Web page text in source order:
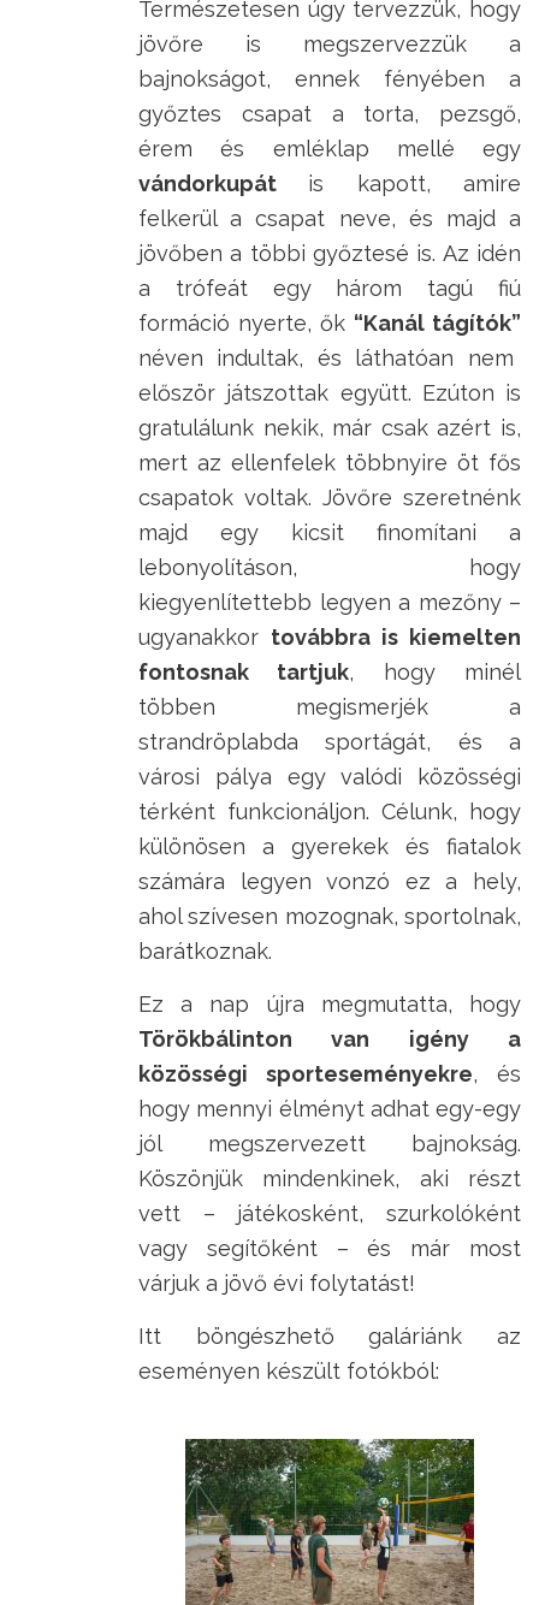
Természetesen úgy tervezzük, hogy
jövőre is megszervezzük a
bajnokságot, ennek fényében a
győztes csapat a torta, pezsgő,
érem és emléklap mellé egy
vándorkupát is kapott, amire
felkerül a csapat neve, és majd a
jövőben a többi győztesé is. Az idén
a trófeát egy három tagú fiú
formáció nyerte, ők “Kanál tágítók”
néven indultak, és láthatóan nem
először játszottak együtt. Ezúton is
gratulálunk nekik, már csak azért is,
mert az ellenfelek többnyire öt fős
csapatok voltak. Jövőre szeretnénk
majd egy kicsit finomítani a
lebonyolításon, hogy
kiegyenlítettebb legyen a mezőny –
ugyanakkor továbbra is kiemelten
fontosnak tartjuk, hogy minél
többen megismerjék a
strandröplabda sportágát, és a
városi pálya egy valódi közösségi
térként funkcionáljon. Célunk, hogy
különösen a gyerekek és fiatalok
számára legyen vonzó ez a hely,
ahol szívesen mozognak, sportolnak,
barátkoznak.
Ez a nap újra megmutatta, hogy
Törökbálinton van igény a
közösségi sporteseményekre, és
hogy mennyi élményt adhat egy-egy
jól megszervezett bajnokság.
Köszönjük mindenkinek, aki részt
vett – játékosként, szurkolóként
vagy segítőként – és már most
várjuk a jövő évi folytatást!
Itt böngészhető galáriánk az
eseményen készült fotókból: